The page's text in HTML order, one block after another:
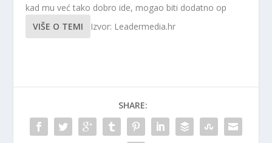
kad mu već tako dobro ide, mogao biti dodatno op
VIŠE O TEMI
Izvor: Leadermedia.hr
SHARE: